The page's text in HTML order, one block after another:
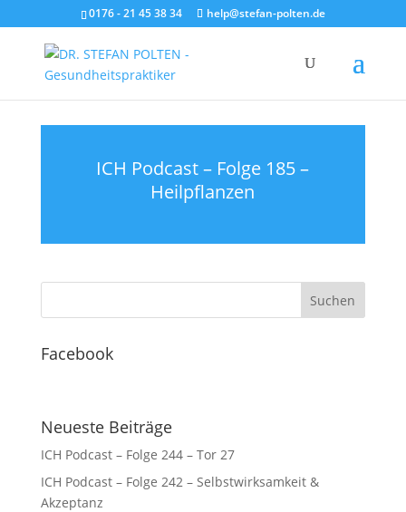
0176 - 21 45 38 34 help@stefan-polten.de
ICH Podcast – Folge 185 –
Heilpflanzen
Facebook
Neueste Beiträge
ICH Podcast – Folge 244 – Tor 27
ICH Podcast – Folge 242 – Selbstwirksamkeit &
Akzeptanz